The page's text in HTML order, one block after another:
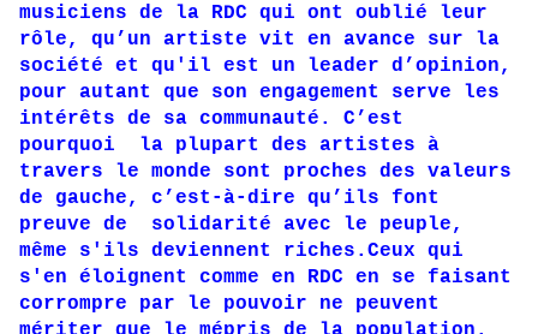
musiciens de la RDC qui ont oublié leur
rôle, qu’un artiste vit en avance sur la
société et qu'il est un leader d’opinion,
pour autant que son engagement serve les
intérêts de sa communauté. C’est
pourquoi la plupart des artistes à
travers le monde sont proches des valeurs
de gauche, c’est-à-dire qu’ils font
preuve de solidarité avec le peuple,
même s'ils deviennent riches.Ceux qui
s'en éloignent comme en RDC en se faisant
corrompre par le pouvoir ne peuvent